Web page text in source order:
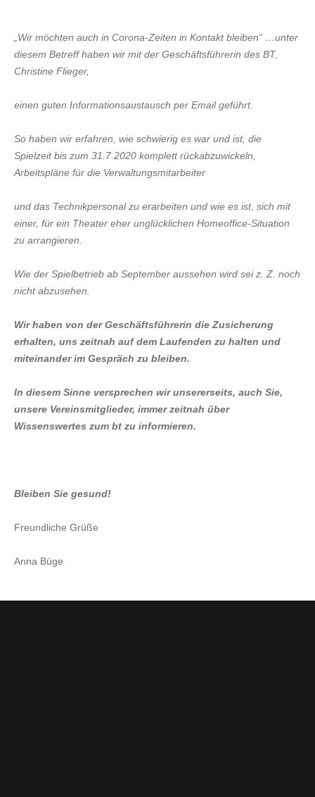
„Wir möchten auch in Corona-Zeiten in Kontakt bleiben“ …unter
diesem Betreff haben wir mit der Geschäftsführerin des BT,
Christine Flieger,
einen guten Informationsaustausch per Email geführt.
So haben wir erfahren, wie schwierig es war und ist, die
Spielzeit bis zum 31.7.2020 komplett rückabzuwickeln,
Arbeitspläne für die Verwaltungsmitarbeiter
und das Technikpersonal zu erarbeiten und wie es ist, sich mit
einer, für ein Theater eher unglücklichen Homeoffice-Situation
zu arrangieren.
Wie der Spielbetrieb ab September aussehen wird sei z. Z. noch
nicht abzusehen.
Wir haben von der Geschäftsführerin die Zusicherung
erhalten, uns zeitnah auf dem Laufenden zu halten und
miteinander im Gespräch zu bleiben.
In diesem Sinne versprechen wir unsererseits, auch Sie,
unsere Vereinsmitglieder, immer zeitnah über
Wissenswertes zum bt zu informieren.
Bleiben Sie gesund!
Freundliche Grüße
Anna Büge